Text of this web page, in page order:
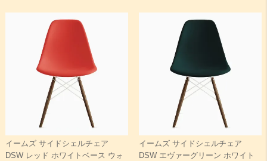
イームズ サイドシェルチェア
DSW レッド ホワイトベース ウォ
イームズ サイドシェルチェア
DSW エヴァーグリーン ホワイト